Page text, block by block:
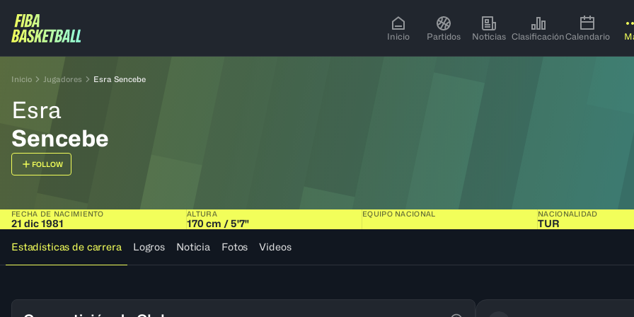
Inicio Partidos Noticias ClasificaciónCalendario
Inicio Jugadores Esra Sencebe
Esra
Sencebe
FOLLOW
FECHA DE NACIMIENTO
21 dic 1981
ALTURA
170 cm / 5'7"
EQUIPO NACIONAL NACIONALIDAD
TUR
Estadísticas de carrera
Logros Noticia Fotos Videos